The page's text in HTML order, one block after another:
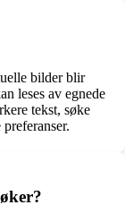
bilder blir
leses av egnede
tekst, søke